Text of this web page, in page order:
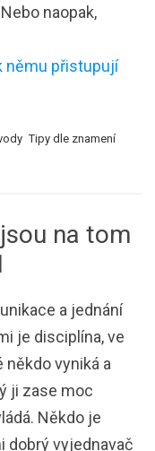
naopak,
němu přistupují
Tipy dle znamení
na tom
a jednání
je disciplína, ve
někdo vyniká a
ji zase moc
Někdo je
dobrý vyjednavač